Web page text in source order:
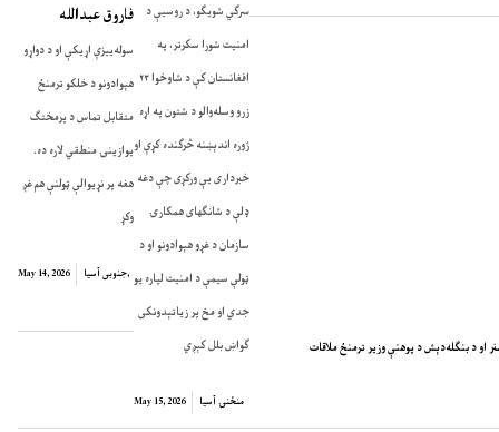
فاروق عبدالله
سوله‌ییزې اړیکې او د دواړو
هېوادونو د خلکو ترمنځ
متقابل تماس د پرمختګ
یوازینۍ منطقي لاره ده.
هغه پر نړیوالې ټولنې هم غږ
وکړ
May 14, 2026 جنوبی آسیا,
او د بنګله‌دېش د پوهنې وزير ترمنځ ملاقات
سرګي شویګو، د روسیې د
امنیت شورا سکرتر، په
افغانستان کې د شاوخوا ۲۳
زرو وسله‌والو د شتون په اړه
ژوره اندېښنه څرګنده کړې او
خبرداری یې ورکړی چې دغه
ډلې د شانګهای همکارۍ
سازمان د غړو هېوادونو او د
ټولې سیمې د امنیت لپاره یو
جدي او مخ پر زیاتېدونکی
ګواښ بلل کېږي
May 15, 2026 منځنۍ آسیا